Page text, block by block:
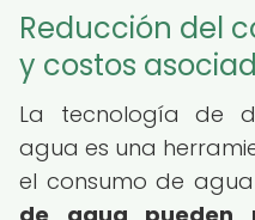
Reducción del
y costos
La tecnología de
agua es una
el consumo de